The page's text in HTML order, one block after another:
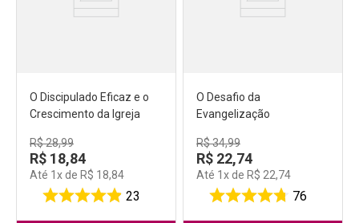
O Discipulado Eficaz e o
Crescimento da Igreja
R$28,99
R$ 18,84
Até 1 x de R$ 18,84
23
O Desafio da
Evangelização
R$34,99
R$ 22,74
Até 1 x de R$ 22,74
76